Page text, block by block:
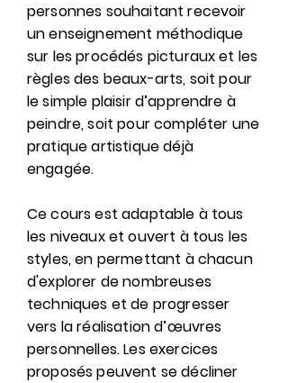
personnes souhaitant recevoir
un enseignement méthodique
sur les procédés picturaux et les
règles des beaux-arts, soit pour
le simple plaisir d’apprendre à
peindre, soit pour compléter une
pratique artistique déjà
engagée.
Ce cours est adaptable à tous
les niveaux et ouvert à tous les
styles, en permettant à chacun
d'explorer de nombreuses
techniques et de progresser
vers la réalisation d’œuvres
personnelles. Les exercices
proposés peuvent se décliner